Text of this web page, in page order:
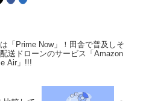
「Prime Now」！田舎で普及しそ
送ドローンのサービス「Amazon
Air」!!!